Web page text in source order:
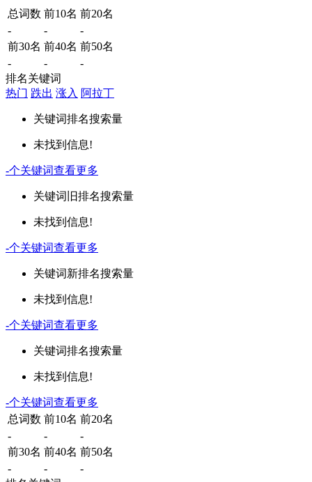
总词数 前10名 前20名
-
-
-
前30名 前40名 前50名
-
-
-
排名关键词
热门 跌出 涨入 阿拉丁
关键词排名搜索量
未找到信息!
-个关键词查看更多
关键词 旧排名搜索量
未找到信息!
-个关键词查看更多
关键词新排名搜索量
未找到信息!
-个关键词查看更多
关键词排名搜索量
未找到信息!
-个关键词查看更多
总词数 前10名 前20名
-
-
-
前30名 前40名 前50名
-
-
-